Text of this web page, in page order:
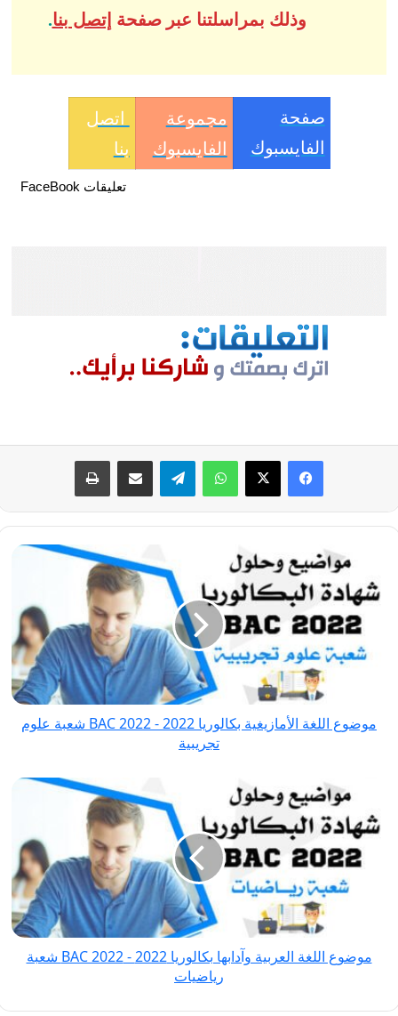
وذلك بمراسلتنا عبر صفحة إتصل بنا.
صفحة
الفايسبوك
مجموعة
الفايسبوك
اتصل
بنا
تعليقات FaceBook
فيسبوك
‫X واتسابتيلقراممشاركة عبر البريد طباعة
موضوع
الأمازيغية
بكالوريا
2022
2022 شعبة
علوم
موضوع اللغة الأمازيغية بكالوريا 2022 - BAC 2022 شعبة علوم
تجريبية
موضوع
العربية
وآدابها
بكالوريا
2022 شعبة
موضوع اللغة العربية وآدابها بكالوريا 2022 - BAC 2022 شعبة
رياضيات